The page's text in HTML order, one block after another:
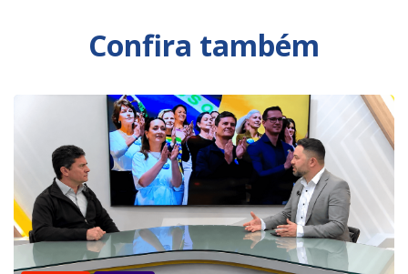
Confira também